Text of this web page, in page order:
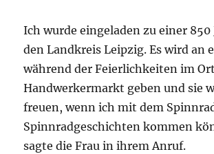
Ich wurde eingeladen zu einer
den Landkreis Leipzig. Es wird an
während der Feierlichkeiten im
Handwerkermarkt geben und sie
freuen, wenn ich mit dem
Spinnradgeschichten kommen
sagte die Frau in ihrem Anruf.